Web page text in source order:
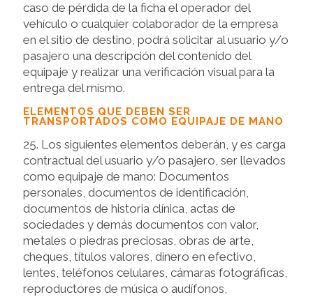
caso de pérdida de la ficha el operador del
vehículo o cualquier colaborador de la empresa
en el sitio de destino, podrá solicitar al usuario y/o
pasajero una descripción del contenido del
equipaje y realizar una verificación visual para la
entrega del mismo.
ELEMENTOS QUE DEBEN SER
TRANSPORTADOS COMO EQUIPAJE DE MANO
25. Los siguientes elementos deberán, y es carga
contractual del usuario y/o pasajero, ser llevados
como equipaje de mano: Documentos
personales, documentos de identificación,
documentos de historia clínica, actas de
sociedades y demás documentos con valor,
metales o piedras preciosas, obras de arte,
cheques, títulos valores, dinero en efectivo,
lentes, teléfonos celulares, cámaras fotográficas,
reproductores de música o audífonos,